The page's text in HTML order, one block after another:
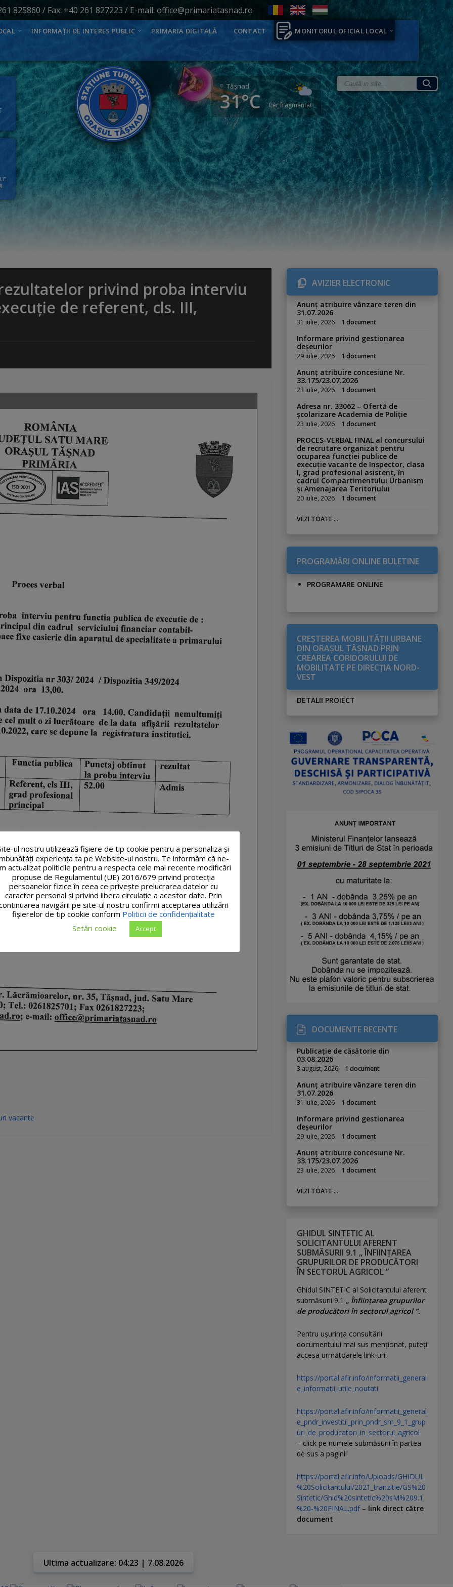
825860 / Fax: +40 261 827223 / E-mail: office@primariatasnad.ro
INFORMAȚII DE INTERES PUBLIC PRIMARIA DIGITALĂ CONTACT MONITORUL OFICIAL LOCAL
Tăşnad
31°C Cer fragmentat
privind proba interviu
de referent, cls. III,
vacante
AVIZIER ELECTRONIC
Anunț atribuire vânzare teren din
31.07.2026
31 iulie, 2026 1 document
Informare privind gestionarea
deșeurilor
29 iulie, 2026 1 document
Anunț atribuire concesiune Nr.
33.175/23.07.2026
23 iulie, 2026 1 document
Adresa nr. 33062 – Ofertă de
școlarizare Academia de Poliție
23 iulie, 2026 1 document
PROCES-VERBAL FINAL al concursului
de recrutare organizat pentru
ocuparea funcției publice de
execuție vacante de Inspector, clasa
I, grad profesional asistent, în
cadrul Compartimentului Urbanism
și Amenajarea Teritoriului
20 iulie, 2026 1 document
VEZI TOATE ...
PROGRAMĂRI ONLINE BULETINE
PROGRAMARE ONLINE
CREŞTEREA MOBILITĂŢII URBANE
DIN ORAŞUL TĂŞNAD PRIN
CREAREA CORIDORULUI DE
MOBILITATE PE DIRECŢIA NORD-
VEST
DETALII PROIECT
DOCUMENTE RECENTE
Publicație de căsătorie din
03.08.2026
3 august, 2026 1 document
Anunț atribuire vânzare teren din
31.07.2026
31 iulie, 2026 1 document
Informare privind gestionarea
deșeurilor
29 iulie, 2026 1 document
Anunț atribuire concesiune Nr.
33.175/23.07.2026
23 iulie, 2026 1 document
VEZI TOATE ...
GHIDUL SINTETIC AL
SOLICITANTULUI AFERENT
SUBMĂSURII 9.1 „ ÎNFIINȚAREA
GRUPURILOR DE PRODUCĂTORI
ÎN SECTORUL AGRICOL ”
Ghidul SINTETIC al Solicitantului aferent
submăsurii 9.1 „ Înființarea grupurilor
de producători în sectorul agricol ”.
Pentru uşurinţa consultării
documentului mai sus menţionat, puteţi
accesa următoarele link-uri:
https://portal.afir.info/informatii_general
e_informatii_utile_noutati
https://portal.afir.info/informatii_general
e_pndr_investitii_prin_pndr_sm_9_1_grup
uri_de_producatori_in_sectorul_agricol
– click pe numele submăsurii în partea
de sus a paginii
https://portal.afir.info/Uploads/GHIDUL
%20Solicitantului/2021_tranzitie/GS%20
Sintetic/Ghid%20sintetic%20sM%209.1
%20-%20FINAL.pdf– link direct către
document
Ultima actualizare: 04:23 | 7.08.2026
ul nostru utilizează fişiere de tip cookie pentru a personaliza și
experiența ta pe Website-ul nostru. Te informăm că ne-
actualizat politicile pentru a respecta cele mai recente modificări
propuse de Regulamentul (UE) 2016/679 privind protecția
persoanelor fizice în ceea ce privește prelucrarea datelor cu
caracter personal și privind libera circulație a acestor date. Prin
navigării pe site-ul nostru confirmi acceptarea utilizării
fişierelor de tip cookie conform Politicii de confidențialitate
Setări cookie
Accept